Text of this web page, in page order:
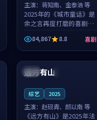
主演：蒋知南、金泰浩 等
2025年的《城市童话》是
余之言再度打磨的喜剧佳
作。美国的取景与历史战
争的氛围相互成就，蒋知
南与金泰浩的对手戏自然
克制，让整部影片在悬念
与温度之...
84,867 8.8 喜剧
法国
99:48
远方有山
综艺 2025
主演：赵砚青、颜以南 等
《远方有山》是2025年法